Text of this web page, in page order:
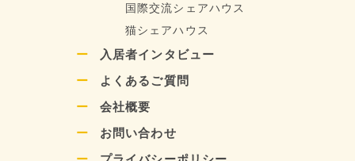
国際交流シェアハウス
猫シェアハウス
入居者インタビュー
よくあるご質問
会社概要
お問い合わせ